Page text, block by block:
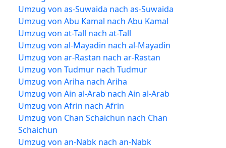
Umzug von as-Suwaida nach as-Suwaida
Umzug von Abu Kamal nach Abu Kamal
Umzug von at-Tall nach at-Tall
Umzug von al-Mayadin nach al-Mayadin
Umzug von ar-Rastan nach ar-Rastan
Umzug von Tudmur nach Tudmur
Umzug von Ariha nach Ariha
Umzug von Ain al-Arab nach Ain al-Arab
Umzug von Afrin nach Afrin
Umzug von Chan Schaichun nach Chan
Schaichun
Umzug von an-Nabk nach an-Nabk